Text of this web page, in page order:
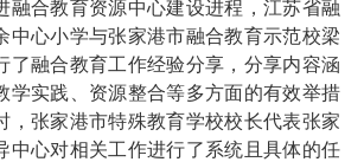
融合教育资源中心建设进程，江苏省融
中心小学与张家港市融合教育示范校梁
了融合教育工作经验分享，分享内容涵
学实践、资源整合等多方面的有效举措
，张家港市特殊教育学校校长代表张家
中心对相关工作进行了系统且具体的任